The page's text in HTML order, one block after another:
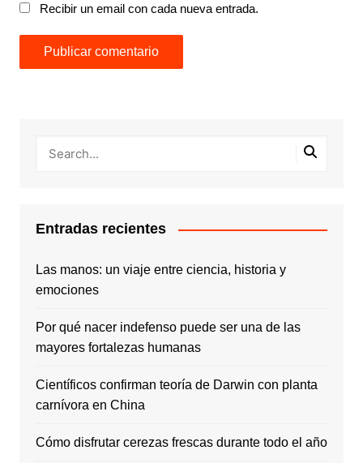
Recibir un email con cada nueva entrada.
Entradas recientes
Las manos: un viaje entre ciencia, historia y
emociones
Por qué nacer indefenso puede ser una de las
mayores fortalezas humanas
Científicos confirman teoría de Darwin con planta
carnívora en China
Cómo disfrutar cerezas frescas durante todo el año